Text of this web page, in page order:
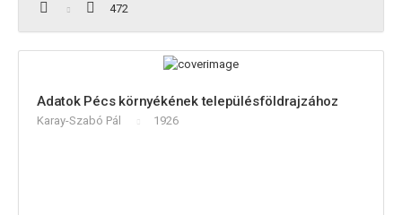
472
Adatok Pécs környékének településföldrajzához
Karay-Szabó Pál 1926